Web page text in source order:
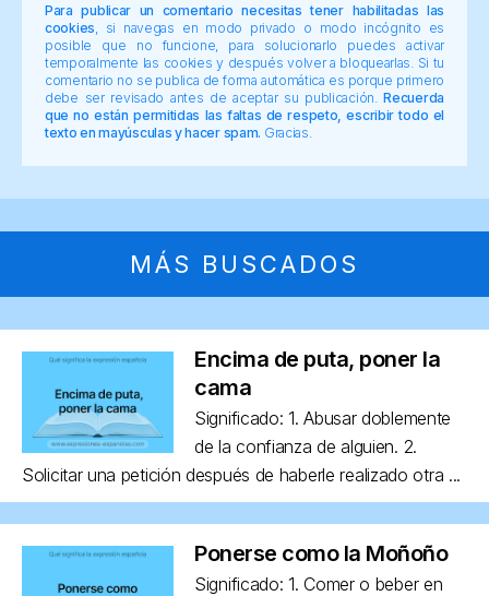
Para publicar un comentario necesitas tener habilitadas las
cookies , si navegas en modo privado o modo incógnito es
posible que no funcione, para solucionarlo puedes activar
temporalmente las cookies y después volver a bloquearlas. Si tu
comentario no se publica de forma automática es porque primero
debe ser revisado antes de aceptar su publicación.Recuerda
que no están permitidas las faltas de respeto, escribir todo el
texto en mayúsculas y hacer spam. Gracias.
MÁS BUSCADOS
Encima de puta, poner la
cama
Significado: 1. Abusar doblemente
de la confianza de alguien. 2.
Solicitar una petición después de haberle realizado otra ...
Ponerse como la Moñoño
Significado: 1. Comer o beber en